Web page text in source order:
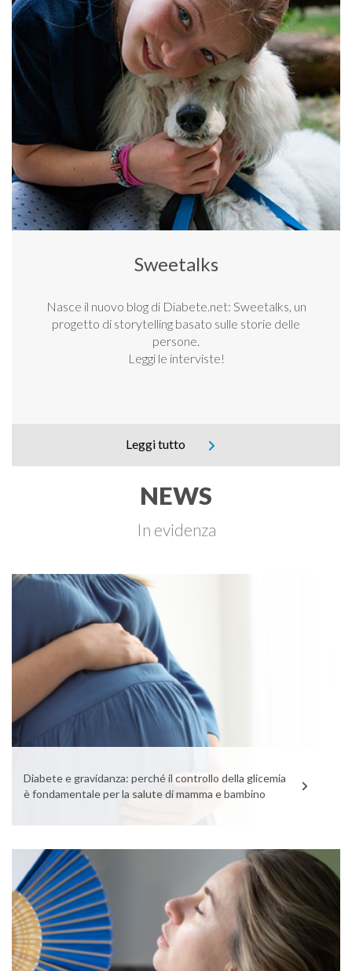
Sweetalks
Nasce il nuovo blog di Diabete.net: Sweetalks, un
progetto di storytelling basato sulle storie delle
persone.
Leggi le interviste!
Leggi tutto
NEWS
In evidenza
Diabete e gravidanza: perché il controllo della glicemia
è fondamentale per la salute di mamma e bambino